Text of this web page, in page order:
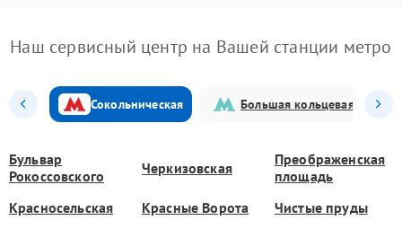
Наш сервисный центр на Вашей станции метро
Сокольническая Большая кольцевая
Бульвар
Рокоссовского
Черкизовская
Преображенская
площадь
Красносельская
Красные Ворота Чистые пруды